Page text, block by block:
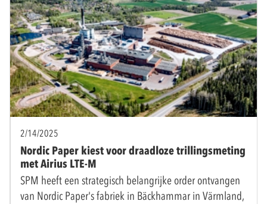
2/14/2025
Nordic Paper kiest voor draadloze trillingsmeting
met Airius LTE-M
SPM heeft een strategisch belangrijke order ontvangen
van Nordic Paper's fabriek in Bäckhammar in Värmland,